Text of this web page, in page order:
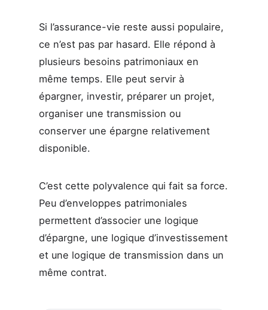
Si l’assurance-vie reste aussi populaire,
ce n’est pas par hasard. Elle répond à
plusieurs besoins patrimoniaux en
même temps. Elle peut servir à
épargner, investir, préparer un projet,
organiser une transmission ou
conserver une épargne relativement
disponible.
C’est cette polyvalence qui fait sa force.
Peu d’enveloppes patrimoniales
permettent d’associer une logique
d’épargne, une logique d’investissement
et une logique de transmission dans un
même contrat.